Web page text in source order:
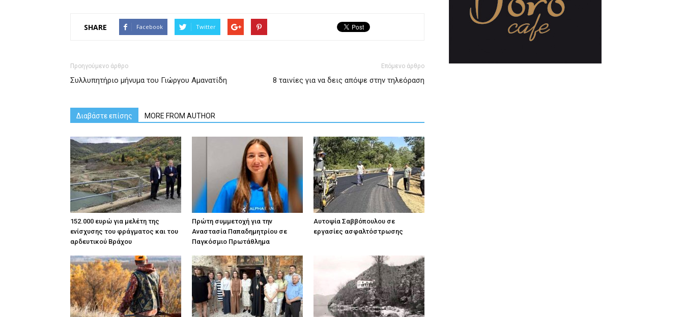
SHARE Facebook Twitter
Προηγούμενο άρθρο
Συλλυπητήριο μήνυμα του Γιώργου Αμανατίδη
Επόμενο άρθρο
8 ταινίες για να δεις απόψε στην τηλεόραση
Διαβάστε επίσης MORE FROM AUTHOR
152.000 ευρώ για μελέτη της
ενίσχυσης του φράγματος και του
αρδευτικού Βράχου
Πρώτη συμμετοχή για την
Αναστασία Παπαδημητρίου σε
Παγκόσμιο Πρωτάθλημα
Αυτοψία Σαββόπουλου σε
εργασίες ασφαλτόστρωσης